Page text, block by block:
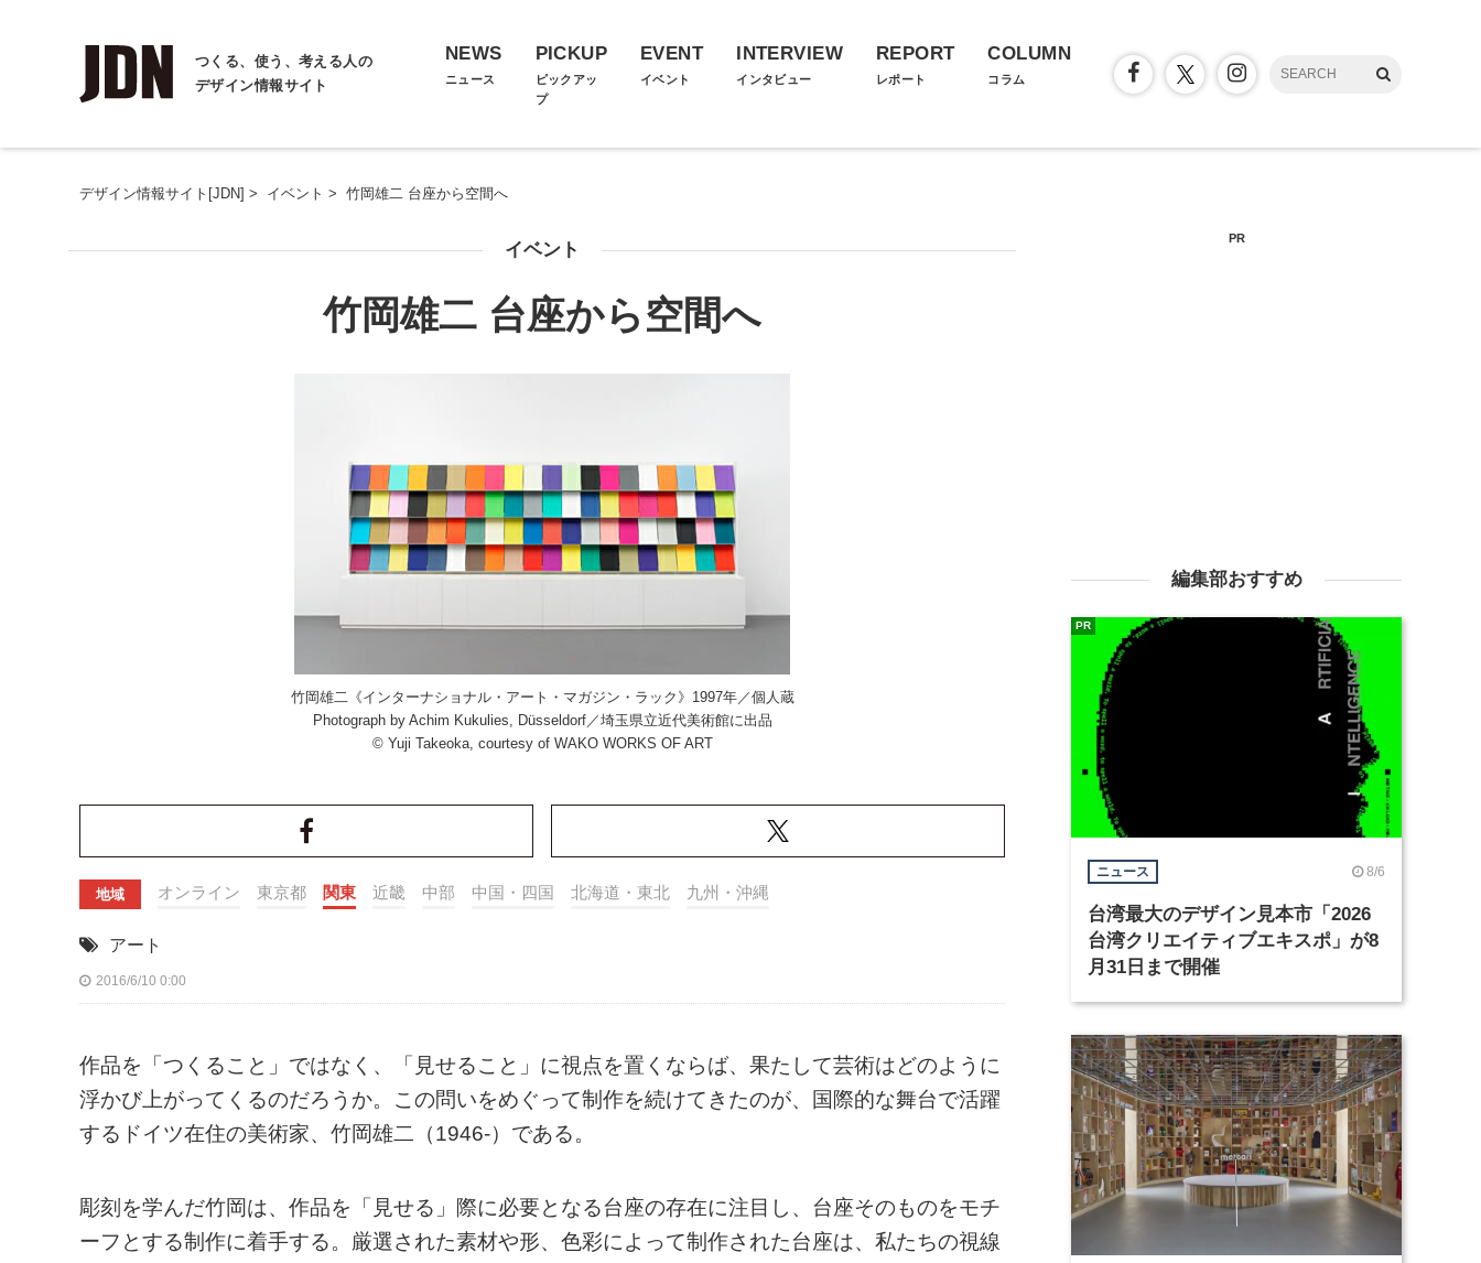
つくる、使う、考える人の
デザイン情報サイト
NEWS
ニュース
PICKUP
ピックアッ
プ
EVENT
イベント
INTERVIEW
インタビュー
REPORT
レポート
COLUMN
コラム
デザイン情報サイト[JDN] > イベント > 竹岡雄二 台座から空間へ
イベント
竹岡雄二 台座から空間へ
竹岡雄二《インターナショナル・アート・マガジン・ラック》1997年／個人蔵
Photograph by Achim Kukulies, Düsseldorf／埼玉県立近代美術館に出品
© Yuji Takeoka, courtesy of WAKO WORKS OF ART
地域 オンライン 東京都 関東 近畿 中部 中国・四国 北海道・東北 九州・沖縄
アート
2016/6/10 0:00
作品を「つくること」ではなく、「見せること」に視点を置くならば、果たして芸術はどのように
浮かび上がってくるのだろうか。この問いをめぐって制作を続けてきたのが、国際的な舞台で活躍
するドイツ在住の美術家、竹岡雄二（1946-）である。
彫刻を学んだ竹岡は、作品を「見せる」際に必要となる台座の存在に注目し、台座そのものをモチ
ーフとする制作に着手する。厳選された素材や形、色彩によって制作された台座は、私たちの視線
PR
編集部おすすめ
ニュース 8/6
台湾最大のデザイン見本市「2026
台湾クリエイティブエキスポ」が8
月31日まで開催
PR